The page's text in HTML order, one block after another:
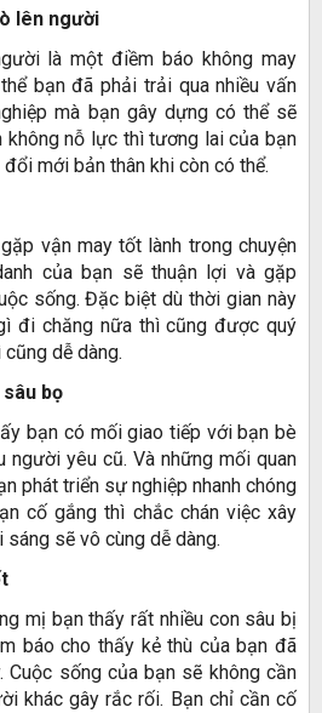
lên người
là một điềm báo không may
bạn đã phải trải qua nhiều vấn
mà bạn gây dựng có thể sẽ
không nỗ lực thì tương lai của bạn
mới bản thân khi còn có thể.
vận may tốt lành trong chuyện
của bạn sẽ thuận lợi và gặp
sống. Đặc biệt dù thời gian này
đi chăng nữa thì cũng được quý
dễ dàng.
bọ
bạn có mối giao tiếp với bạn bè
người yêu cũ. Và những mối quan
phát triển sự nghiệp nhanh chóng
cố gắng thì chắc chán việc xây
sẽ vô cùng dễ dàng.
mị bạn thấy rất nhiều con sâu bị
báo cho thấy kẻ thù của bạn đã
Cuộc sống của bạn sẽ không cần
khác gây rắc rối. Bạn chỉ cần cố